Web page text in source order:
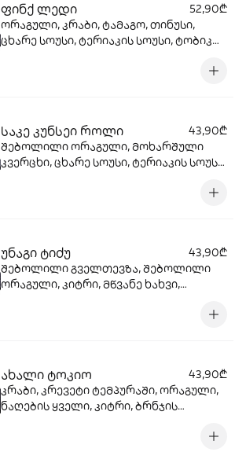
ფინქ ლედი
52,90₾
ორაგული, კრაბი, ტამაგო, თინუსი,
ცხარე სოუსი, ტერიაკის სოუსი, ტობიკო,
საკე კუნსეი როლი
43,90₾
შებოლილი ორაგული, მოხარშული
კვერცხი, ცხარე სოუსი, ტერიაკის სოუსი,
უნაგი ტიძუ
43,90₾
შებოლილი გველთევზა, შებოლილი
ორაგული, კიტრი, მწვანე ხახვი,
ახალი ტოკიო
43,90₾
კრაბი, კრევეტი ტემპურაში, ორაგული,
ნაღების ყველი, კიტრი, ბრნჯის